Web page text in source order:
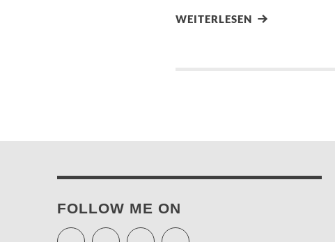
WEITERLESEN
FOLLOW ME ON
Twitter FacebookInstagram